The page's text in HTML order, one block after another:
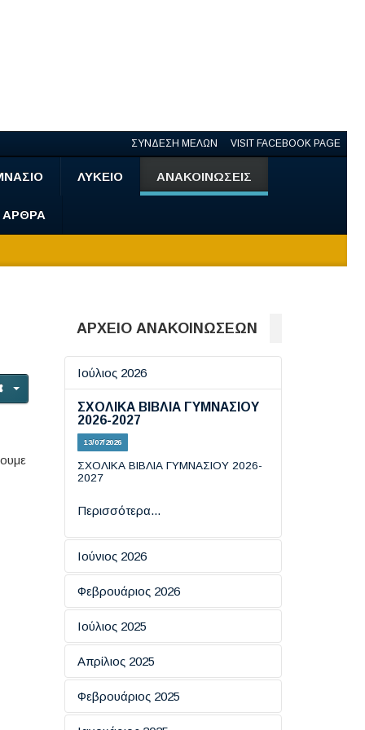
ΣΥΝΔΕΣΗ ΜΕΛΩΝ VISIT FACEBOOK PAGE
ΛΥΚΕΙΟ ΑΝΑΚΟΙΝΩΣΕΙΣ
ΑΡΘΡΑ
ΑΡΧΕΙΟ ΑΝΑΚΟΙΝΩΣΕΩΝ
Ιούλιος 2026
ΣΧΟΛΙΚΑ ΒΙΒΛΙΑ ΓΥΜΝΑΣΙΟΥ
2026-2027
13/07/2026
ΣΧΟΛΙΚΑ ΒΙΒΛΙΑ ΓΥΜΝΑΣΙΟΥ 2026-
2027
Περισσότερα...
Ιούνιος 2026
Εξετάσεις πιστοποίησης
19/06/2026
Περισσότερα...
ΑΠΑΝΤΗΣΕΙΣ ΦΥΣΙΚΗΣ ΚΑΙ
ΙΣΤΟΡΙΑΣ
Φεβρουάριος 2026
ΗΜΕΡΑ ΑΣΦΑΛΟΥΣ
18/02/2026
Περισσότερα...
Ιούλιος 2025
ΕΞΕΤΑΣΕΙΣ ΠΙΣΤΟΠΟΙΗΤΙΚΩΝ
ΤΟΥ MICHIGAN
Απρίλιος 2025
Eσπερίδα: "​Ο Ρόλος της
Φεβρουάριος 2025